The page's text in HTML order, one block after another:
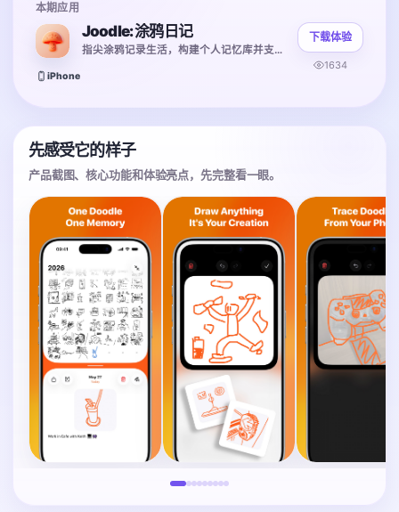
本期应用
Joodle: 涂鸦日记
指尖涂鸦记录生活，构建个人记忆库并支持多模式同步
iPhone
下载体验
1634
先感受它的样子
产品截图、核心功能和体验亮点，先完整看一眼。